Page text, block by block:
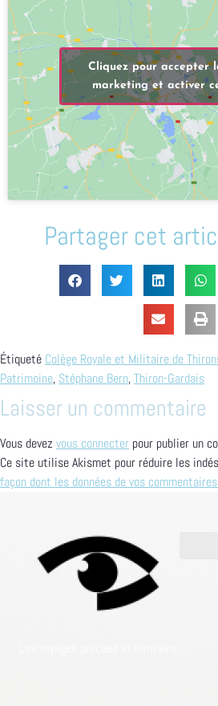
Cliquez pour accepter
marketing et activer
Partager cet
Étiqueté Colège Royale et Militaire de
Patrimoine, Stéphane Bern,Thiron-Gardais
Laisser un commentaire
Vous devez vous connecter pour publier un
Ce site utilise Akismet pour réduire les
façon dont les données de vos